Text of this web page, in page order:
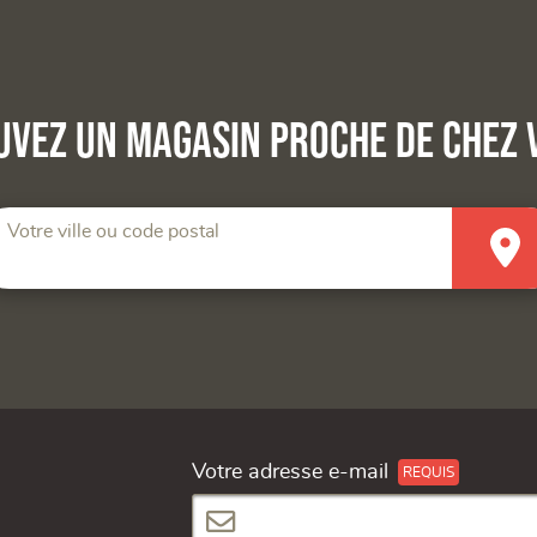
un magasin proche de chez
Votre ville ou code postal
Votre adresse e-mail